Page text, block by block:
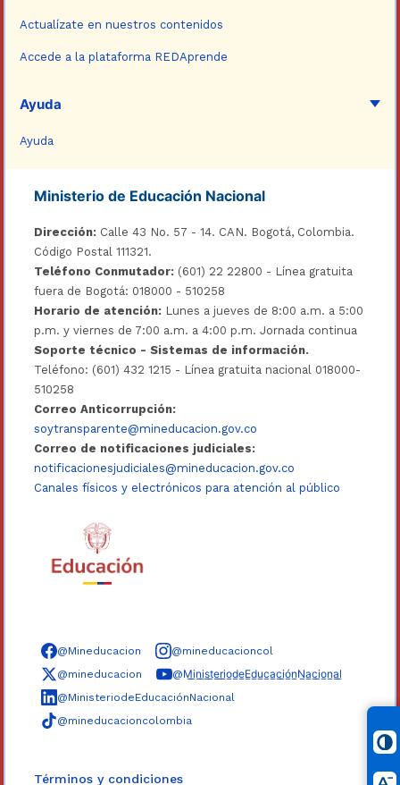
Actualízate en nuestros contenidos
Accede a la plataforma REDAprende
Ayuda
Ayuda
Ministerio de Educación Nacional
Dirección: Calle 43 No. 57 - 14. CAN. Bogotá, Colombia.
Código Postal 111321.
Teléfono Conmutador: (601) 22 22800 - Línea gratuita
fuera de Bogotá: 018000 - 510258
Horario de atención: Lunes a jueves de 8:00 a.m. a 5:00
p.m. y viernes de 7:00 a.m. a 4:00 p.m. Jornada continua
Soporte técnico - Sistemas de información.
Teléfono: (601) 432 1215 - Línea gratuita nacional 018000-
510258
Correo Anticorrupción:
soytransparente@mineducacion.gov.co
Correo de notificaciones judiciales:
notificacionesjudiciales@mineducacion.gov.co
Canales físicos y electrónicos para atención al público
Síguenos en redes sociales
@Mineducacion
@mineducacioncol
@mineducacion
@M̲i̲n̲i̲s̲t̲e̲r̲i̲o̲d̲e̲E̲d̲u̲c̲a̲c̲i̲ó̲n̲N̲a̲c̲i̲o̲n̲a̲l̲
@MinisteriodeEducaciónNacional
@mineducacioncolombia
Términos y condiciones